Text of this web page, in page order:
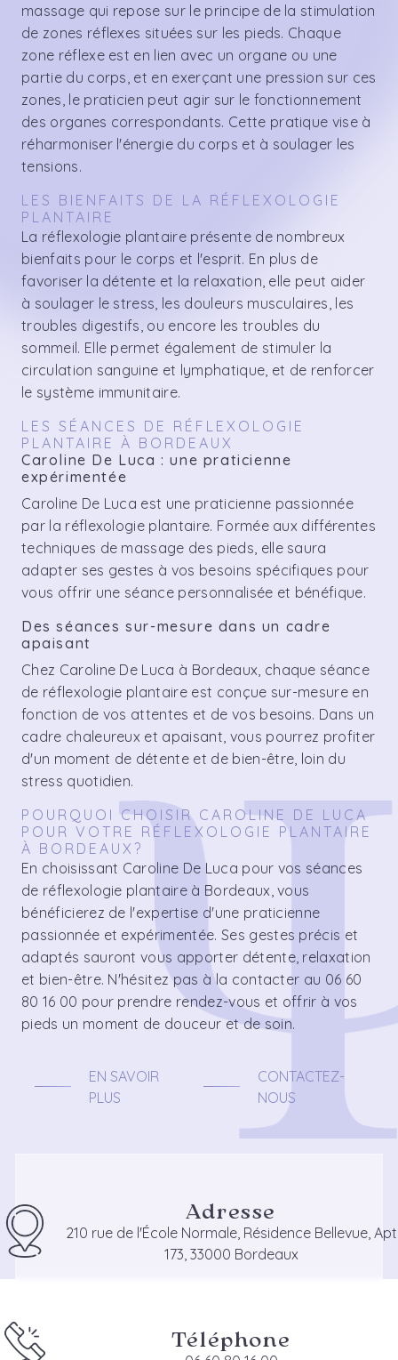
massage qui repose sur le principe de la stimulation
de zones réflexes situées sur les pieds. Chaque
zone réflexe est en lien avec un organe ou une
partie du corps, et en exerçant une pression sur ces
zones, le praticien peut agir sur le fonctionnement
des organes correspondants. Cette pratique vise à
réharmoniser l'énergie du corps et à soulager les
tensions.
LES BIENFAITS DE LA RÉFLEXOLOGIE
PLANTAIRE
La réflexologie plantaire présente de nombreux
bienfaits pour le corps et l'esprit. En plus de
favoriser la détente et la relaxation, elle peut aider
à soulager le stress, les douleurs musculaires, les
troubles digestifs, ou encore les troubles du
sommeil. Elle permet également de stimuler la
circulation sanguine et lymphatique, et de renforcer
le système immunitaire.
LES SÉANCES DE RÉFLEXOLOGIE
PLANTAIRE À BORDEAUX
Caroline De Luca : une praticienne
expérimentée
Caroline De Luca est une praticienne passionnée
par la réflexologie plantaire. Formée aux différentes
techniques de massage des pieds, elle saura
adapter ses gestes à vos besoins spécifiques pour
vous offrir une séance personnalisée et bénéfique.
Des séances sur-mesure dans un cadre
apaisant
Chez Caroline De Luca à Bordeaux, chaque séance
de réflexologie plantaire est conçue sur-mesure en
fonction de vos attentes et de vos besoins. Dans un
cadre chaleureux et apaisant, vous pourrez profiter
d'un moment de détente et de bien-être, loin du
stress quotidien.
POURQUOI CHOISIR CAROLINE DE LUCA
POUR VOTRE RÉFLEXOLOGIE PLANTAIRE
À BORDEAUX?
En choisissant Caroline De Luca pour vos séances
de réflexologie plantaire à Bordeaux, vous
bénéficierez de l'expertise d'une praticienne
passionnée et expérimentée. Ses gestes précis et
adaptés sauront vous apporter détente, relaxation
et bien-être. N'hésitez pas à la contacter au 06 60
80 16 00 pour prendre rendez-vous et offrir à vos
pieds un moment de douceur et de soin.
EN SAVOIR
PLUS
CONTACTEZ-
NOUS
Adresse
210 rue de l'École Normale, Résidence Bellevue, Apt
173, 33000 Bordeaux
Téléphone